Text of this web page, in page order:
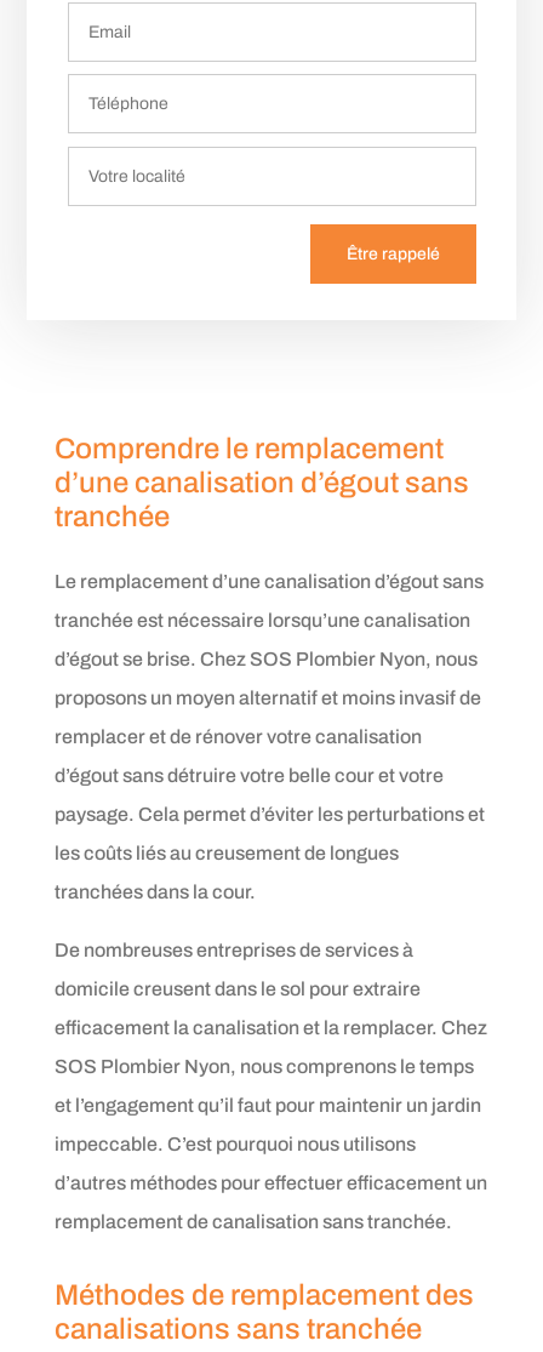
Être rappelé
Comprendre le remplacement
d’une canalisation d’égout sans
tranchée
Le remplacement d’une canalisation d’égout sans
tranchée est nécessaire lorsqu’une canalisation
d’égout se brise. Chez SOS Plombier Nyon, nous
proposons un moyen alternatif et moins invasif de
remplacer et de rénover votre canalisation
d’égout sans détruire votre belle cour et votre
paysage. Cela permet d’éviter les perturbations et
les coûts liés au creusement de longues
tranchées dans la cour.
De nombreuses entreprises de services à
domicile creusent dans le sol pour extraire
efficacement la canalisation et la remplacer. Chez
SOS Plombier Nyon, nous comprenons le temps
et l’engagement qu’il faut pour maintenir un jardin
impeccable. C’est pourquoi nous utilisons
d’autres méthodes pour effectuer efficacement un
remplacement de canalisation sans tranchée.
Méthodes de remplacement des
canalisations sans tranchée